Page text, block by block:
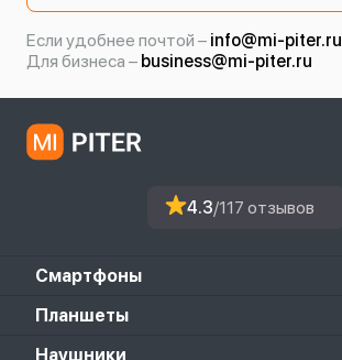
Если удобнее почтой – info@mi-piter.ru
Для бизнеса – business@mi-piter.ru
4.3/117 отзывов
Смартфоны
Redmi
Планшеты
Mi Pad 6S Pro
Наушники